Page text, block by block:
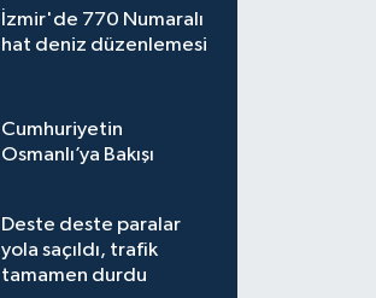
İzmir'de 770 Numaralı
hat deniz düzenlemesi
Cumhuriyetin
Osmanlı’ya Bakışı
Deste deste paralar
yola saçıldı, trafik
tamamen durdu